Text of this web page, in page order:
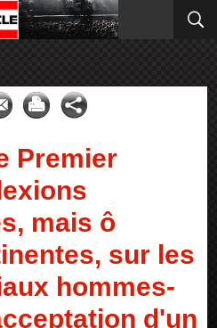
Premier
mais ô
sur les
hommes-
d'un